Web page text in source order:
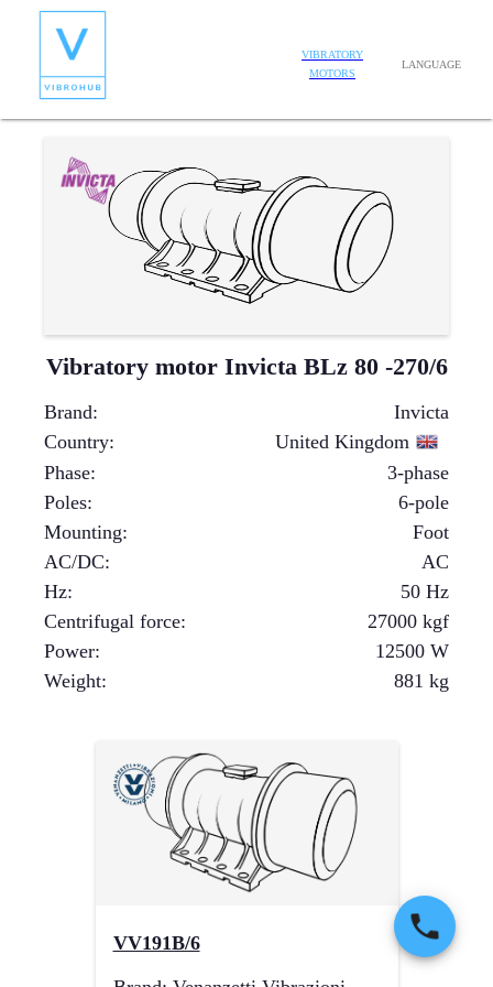
VIBRATORY
MOTORS
LANGUAGE
Vibratory motor Invicta BLz 80 -270/6
Brand:
Invicta
Country:
United Kingdom
Phase:
3-phase
Poles:
6-pole
Mounting:
Foot
AC/DC:
AC
Hz:
50 Hz
Centrifugal force: 27000 kgf
Power: 12500 W
Weight: 881 kg
VV191B/6